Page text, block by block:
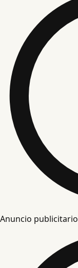
Anuncio publicitario